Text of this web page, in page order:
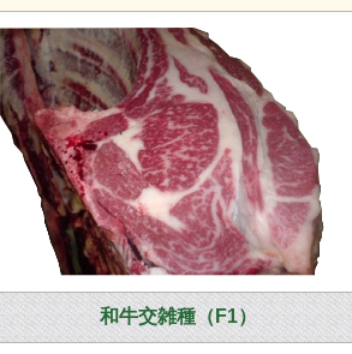
和牛交雑種（F1）